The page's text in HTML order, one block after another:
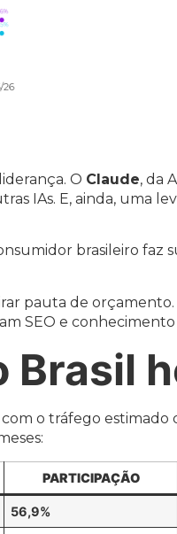
O Claude, da
IAs. E, ainda, uma
brasileiro faz
pauta de
SEO e
Brasil
o tráfego estimado
PARTICIPAÇÃO
56,9%